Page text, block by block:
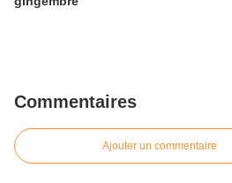
Commentaires
Ajouter un commentaire